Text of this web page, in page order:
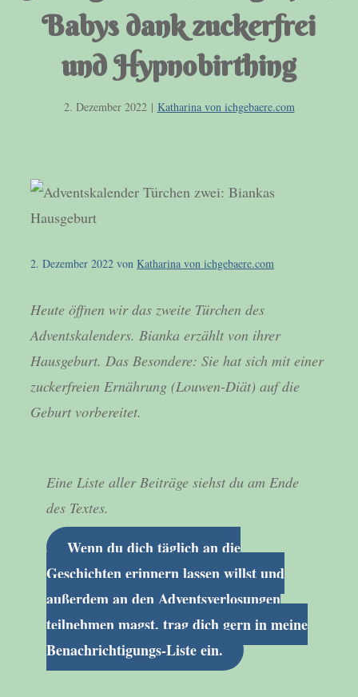
Babys dank zuckerfrei
und Hypnobirthing
2. Dezember 2022 | Katharina von ichgebaere.com
2. Dezember 2022 von Katharina von ichgebaere.com
Heute öffnen wir das zweite Türchen des
Adventskalenders. Bianka erzählt von ihrer
Hausgeburt. Das Besondere: Sie hat sich mit einer
zuckerfreien Ernährung (Louwen-Diät) auf die
Geburt vorbereitet.
Eine Liste aller Beiträge siehst du am Ende
des Textes.
Wenn du dich täglich an die
Geschichten erinnern lassen willst und
außerdem an den Adventsverlosungen
teilnehmen magst, trag dich gern in meine
Benachrichtigungs-Liste ein.